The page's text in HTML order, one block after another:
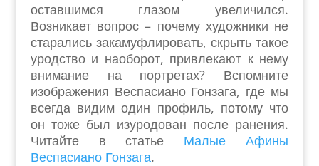
оставшимся глазом увеличился.
Возникает вопрос – почему художники не
старались закамуфлировать, скрыть такое
уродство и наоборот, привлекают к нему
внимание на портретах? Вспомните
изображения Веспасиано Гонзага, где мы
всегда видим один профиль, потому что
он тоже был изуродован после ранения.
Читайте в статье Малые Афины
Веспасиано Гонзага.